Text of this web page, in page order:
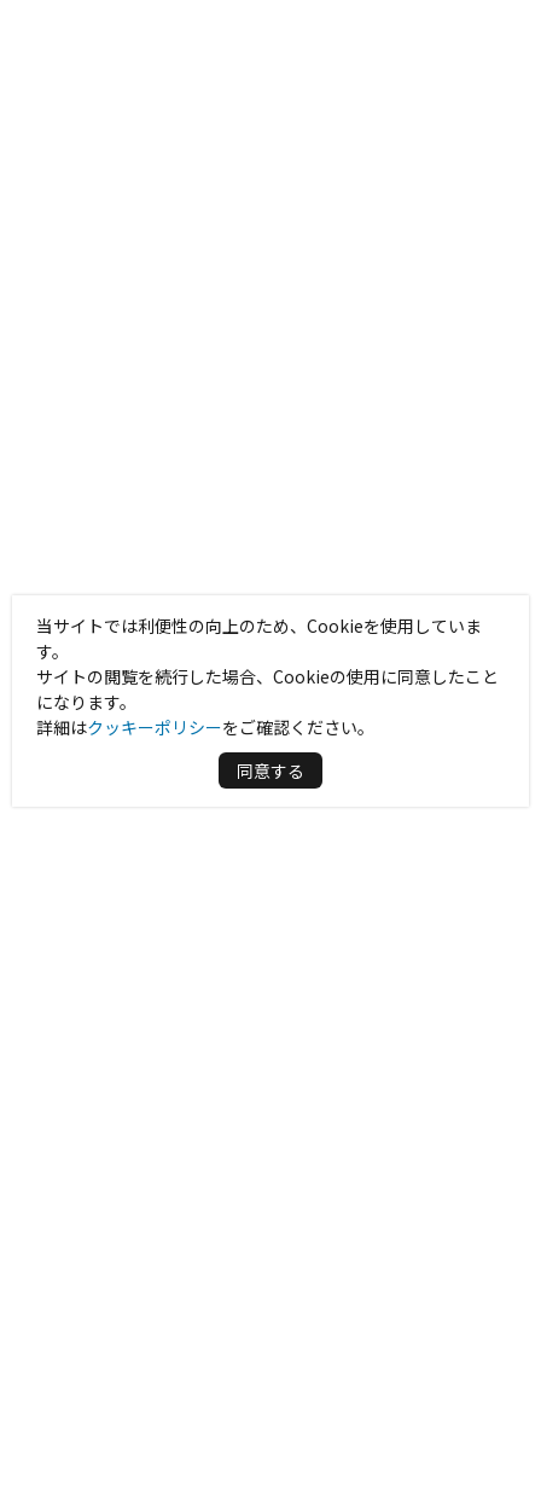
当サイトでは利便性の向上のため、Cookieを使用していま
す。
サイトの閲覧を続行した場合、Cookieの使用に同意したこと
になります。
詳細はクッキーポリシーをご確認ください。
同意する